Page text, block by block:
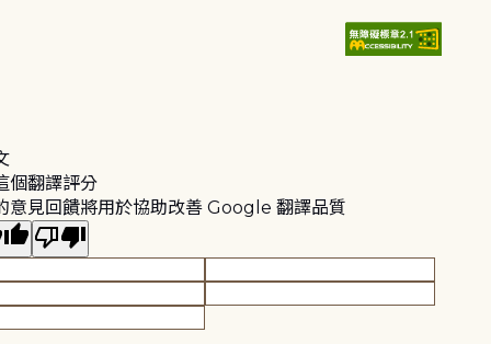
個翻譯評分
意見回饋將用於協助改善 Google 翻譯品質